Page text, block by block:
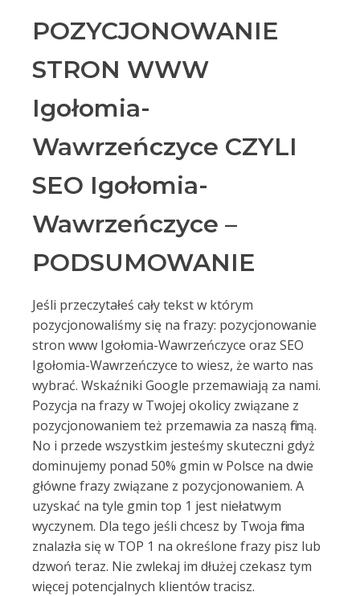
POZYCJONOWANIE
STRON WWW
Igołomia-
Wawrzeńczyce CZYLI
SEO Igołomia-
Wawrzeńczyce –
PODSUMOWANIE
Jeśli przeczytałeś cały tekst w którym
pozycjonowaliśmy się na frazy: pozycjonowanie
stron www Igołomia-Wawrzeńczyce oraz SEO
Igołomia-Wawrzeńczyce to wiesz, że warto nas
wybrać. Wskaźniki Google przemawiają za nami.
Pozycja na frazy w Twojej okolicy związane z
pozycjonowaniem też przemawia za naszą firmą.
No i przede wszystkim jesteśmy skuteczni gdyż
dominujemy ponad 50% gmin w Polsce na dwie
główne frazy związane z pozycjonowaniem. A
uzyskać na tyle gmin top 1 jest niełatwym
wyczynem. Dla tego jeśli chcesz by Twoja firma
znalazła się w TOP 1 na określone frazy pisz lub
dzwoń teraz. Nie zwlekaj im dłużej czekasz tym
więcej potencjalnych klientów tracisz.